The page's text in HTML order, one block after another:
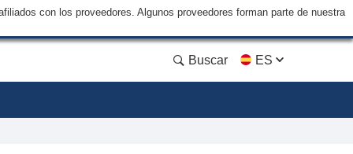
con los proveedores. Algunos proveedores forman parte de nuestra
Buscar ES